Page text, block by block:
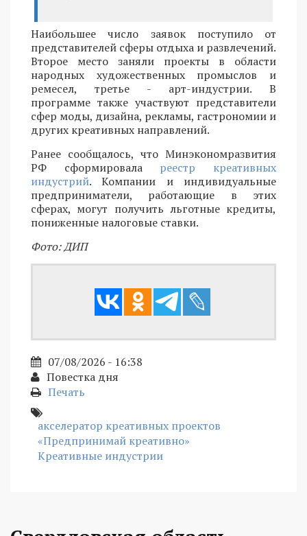
Наибольшее число заявок поступило от
представителей сферы отдыха и развлечений.
Второе место заняли проекты в области
народных художественных промыслов и
ремесел, третье - арт-индустрии. В
программе также участвуют представители
сфер моды, дизайна, рекламы, гастрономии и
других креативных направлений.
Ранее сообщалось, что Минэкономразвития
РФ сформировала реестр креативных
индустрий. Компании и индивидуальные
предприниматели, работающие в этих
сферах, могут получить льготные кредиты,
пониженные налоговые ставки.
Фото: ДИП
07/08/2026 - 16:38
Повестка дня
Печать
акселератор креативных проектов
«Предпринимай креативно»
Креативные индустрии